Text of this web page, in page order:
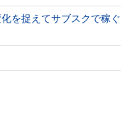
を捉えてサブスクで稼ぐ